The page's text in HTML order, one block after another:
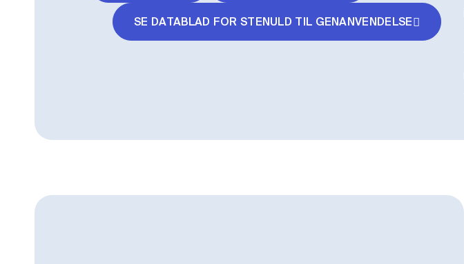
SE DATABLAD FOR STENULD TIL GENANVENDELSE